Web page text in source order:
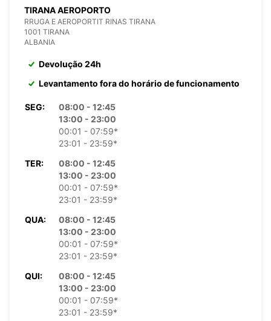
TIRANA AEROPORTO
RRUGA E AEROPORTIT RINAS TIRANA
1001 TIRANA
ALBANIA
Devolução 24h
Levantamento fora do horário de funcionamento
SEG:
08:00 - 12:45
13:00 - 23:00
00:01 - 07:59*
23:01 - 23:59*
TER:
08:00 - 12:45
13:00 - 23:00
00:01 - 07:59*
23:01 - 23:59*
QUA:
08:00 - 12:45
13:00 - 23:00
00:01 - 07:59*
23:01 - 23:59*
QUI:
08:00 - 12:45
13:00 - 23:00
00:01 - 07:59*
23:01 - 23:59*